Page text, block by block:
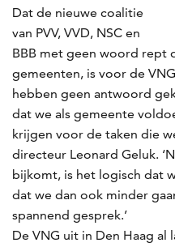
Dat de nieuwe coalitie
van PVV, VVD, NSC en
BBB met geen woord rept
gemeenten, is voor de
hebben geen antwoord
dat we als gemeente
krijgen voor de taken die
directeur Leonard Geluk.
bijkomt, is het logisch dat
dat we dan ook minder
spannend gesprek.’
De VNG uit in Den Haag